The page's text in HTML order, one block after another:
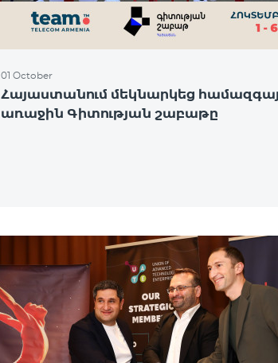
01 October
Հայաստանում մեկնարկեց
առաջին Գիտության շաբաթը